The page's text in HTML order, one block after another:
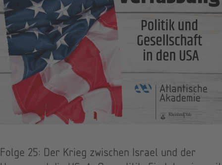
Folge 25: Der Krieg zwischen Israel und der